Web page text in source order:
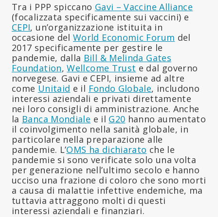
Tra i PPP spiccano Gavi – Vaccine Alliance
(focalizzata specificamente sui vaccini) e
CEPI, un’organizzazione istituita in
occasione delWorld Economic Forum del
2017 specificamente per gestire le
pandemie, dalla Bill & Melinda Gates
Foundation,Wellcome Trust e dal governo
norvegese. Gavi e CEPI, insieme ad altre
come Unitaid e il Fondo Globale, includono
interessi aziendali e privati direttamente
nei loro consigli di amministrazione. Anche
la Banca Mondiale e il G20 hanno aumentato
il coinvolgimento nella sanità globale, in
particolare nella preparazione alle
pandemie. L’OMS ha dichiarato che le
pandemie si sono verificate solo una volta
per generazione nell’ultimo secolo e hanno
ucciso una frazione di coloro che sono morti
a causa di malattie infettive endemiche, ma
tuttavia attraggono molti di questi
interessi aziendali e finanziari.